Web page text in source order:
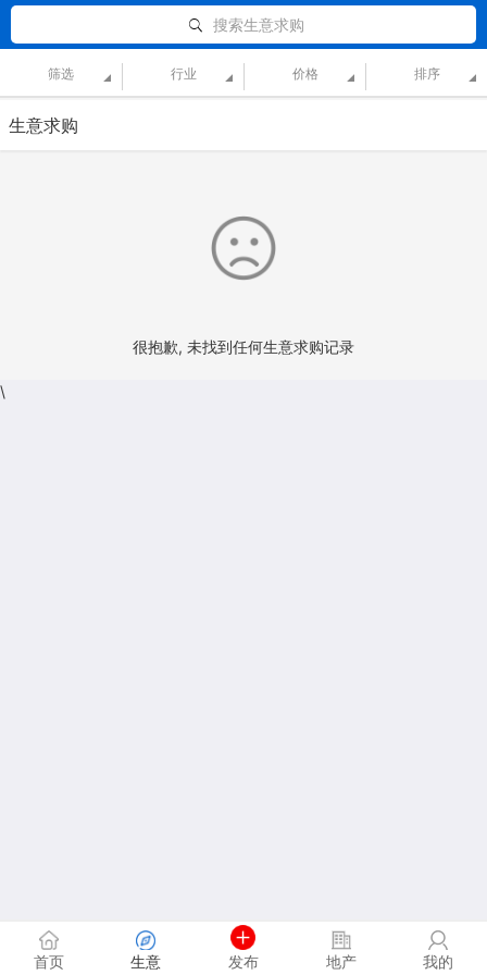
搜索生意求购
筛选 行业 价格 排序
生意求购
很抱歉, 未找到任何生意求购记录
首页 生意 发布 地产 我的
\